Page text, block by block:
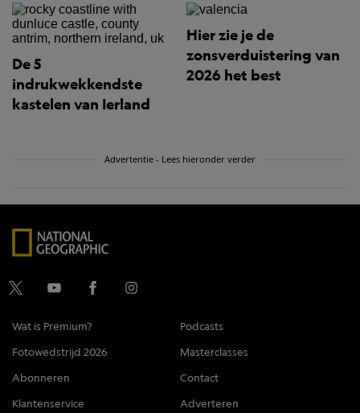
De 5
indrukwekkendste
kastelen van Ierland
Hier zie je de
zonsverduistering van
2026 het best
Advertentie - Lees hieronder verder
Wat is Premium?
Podcasts
Fotowedstrijd 2026
Masterclasses
Abonneren
Contact
Klantenservice
Adverteren